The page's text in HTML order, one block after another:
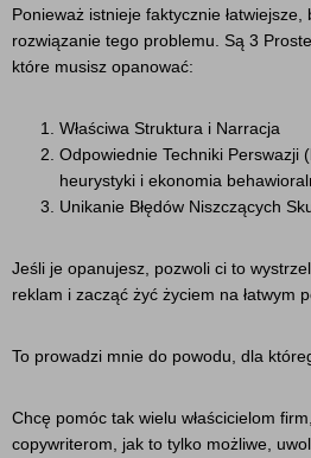
Ponieważ istnieje faktycznie
rozwiązanie tego problemu. Są 3
które musisz opanować:
Właściwa Struktura i Narracja
Odpowiednie Techniki Perswazji
heurystyki i ekonomia
Unikanie Błędów Niszczących
Jeśli je opanujesz, pozwoli ci to
reklam i zacząć żyć życiem na łatwym
To prowadzi mnie do powodu, dla
Chcę pomóc tak wielu właścicielom
copywriterom, jak to tylko możliwe,